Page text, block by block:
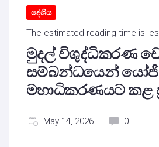
දේශීය
The estimated reading time is
මුදල් විශුද්ධිකරණ
සම්බන්ධයෙන්
මහාධිකරණයට කළ
May 14, 2026 0